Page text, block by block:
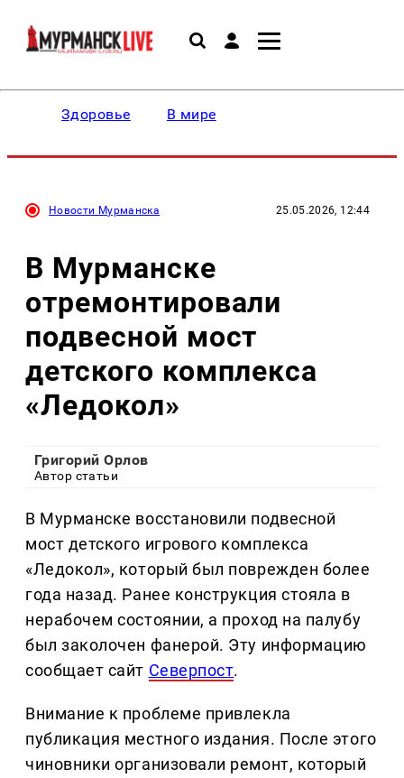
Здоровье В мире
Новости Мурманска 25.05.2026, 12:44
В Мурманске
отремонтировали
подвесной мост
детского комплекса
«Ледокол»
Григорий Орлов
Автор статьи
В Мурманске восстановили подвесной
мост детского игрового комплекса
«Ледокол», который был поврежден более
года назад. Ранее конструкция стояла в
нерабочем состоянии, а проход на палубу
был заколочен фанерой. Эту информацию
сообщает сайт Северпост.
Внимание к проблеме привлекла
публикация местного издания. После этого
чиновники организовали ремонт, который